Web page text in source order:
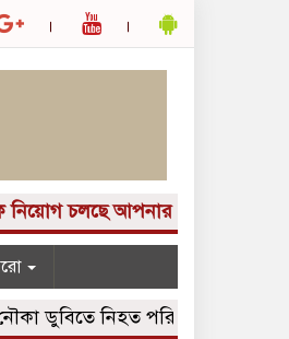
চলছে আপনার কাছে একটি দুর্দান্ত
ডুবিতে নিহত পরিবারের পাশে হিন্দু